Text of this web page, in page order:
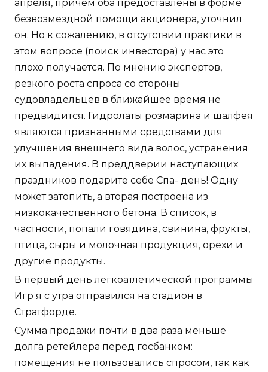
апреля, причем оба предоставлены в форме
безвозмездной помощи акционера, уточнил
он. Но к сожалению, в отсутствии практики в
этом вопросе (поиск инвестора) у нас это
плохо получается. По мнению экспертов,
резкого роста спроса со стороны
судовладельцев в ближайшее время не
предвидится. Гидролаты розмарина и шалфея
являются признанными средствами для
улучшения внешнего вида волос, устранения
их выпадения. В преддверии наступающих
праздников подарите себе Спа- день! Одну
может затопить, а вторая построена из
низкокачественного бетона. В список, в
частности, попали говядина, свинина, фрукты,
птица, сыры и молочная продукция, орехи и
другие продукты.
В первый день легкоатлетической программы
Игр я с утра отправился на стадион в
Стратфорде.
Сумма продажи почти в два раза меньше
долга ретейлера перед госбанком:
помещения не пользовались спросом, так как